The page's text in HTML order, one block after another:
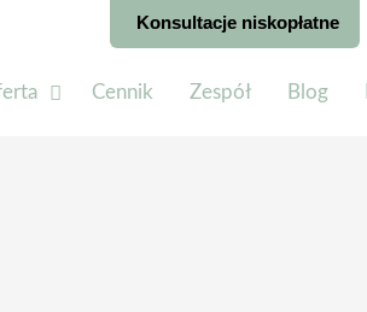
Konsultacje niskopłatne
Cennik Zespół Blog